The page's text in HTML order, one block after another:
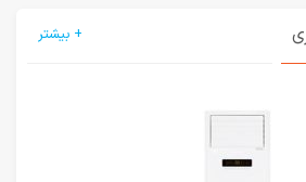
+ بیشتر